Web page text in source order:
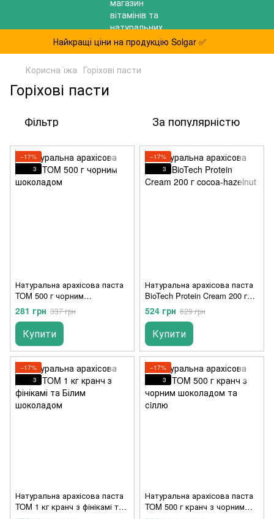
Найкращі ціни на продукцію Solgar ✅
Корисна їжа Горіхові пасти
Горіхові пасти
Фільтр За популярністю
−17%
3
Натуральна арахісова паста
TOM 500 г чорним
шоколадом
281 грн 337 грн
Купити
−17%
3
Натуральна арахісова паста
BioTech Protein Cream 200 г
cocoa-hazelnut
524 грн 629 грн
Купити
−17%
3
Натуральна арахісова паста
TOM 1 кг кранч з фінікамі та
−17%
3
Натуральна арахісова паста
TOM 500 г кранч з чорним